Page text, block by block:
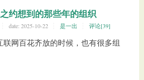
约想到的那些年的组织
date: 2025-10-22 是一出 评论[39]
联网百花齐放的时候，也有很多组